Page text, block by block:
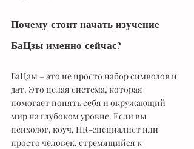
Почему стоит начать изучение
БаЦзы именно сейчас?
БаЦзы – это не просто набор символов и
дат. Это целая система, которая
помогает понять себя и окружающий
мир на глубоком уровне. Если вы
психолог, коуч, HR-специалист или
просто человек, стремящийся к